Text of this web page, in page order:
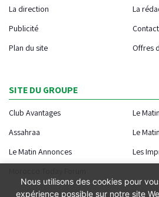
La direction
La
Publicité
Contact
Plan du site
Offres
SITE DU GROUPE
Club Avantages
Le
Assahraa
Le
Le Matin Annonces
Les
Nous utilisons des cookies pour
expérience possible sur notre site